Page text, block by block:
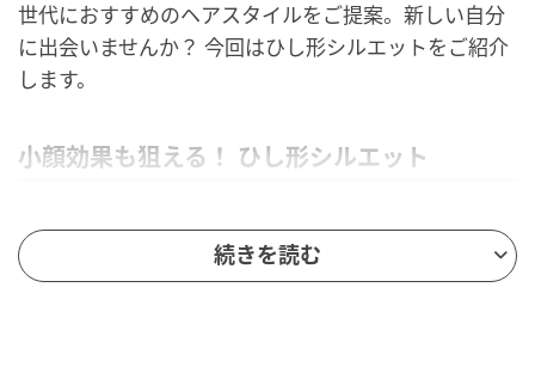
世代におすすめのヘアスタイルをご提案。新しい自分
に出会いませんか？ 今回はひし形シルエットをご紹介
します。
小顔効果も狙える！ ひし形シルエット
ヤーを入れるとスタイルに立体感と動きが生まれま
す。前髪を厚めに作って、フレッシュな印象に。襟足
続きを読む